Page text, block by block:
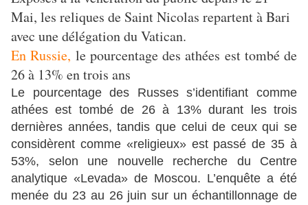
Mai, les reliques de Saint Nicolas repartent à Bari
avec une délégation du Vatican.
En Russie, le pourcentage des athées est tombé de
26 à 13% en trois ans
Le pourcentage des Russes s’identifiant comme
athées est tombé de 26 à 13% durant les trois
dernières années, tandis que celui de ceux qui se
considèrent comme «religieux» est passé de 35 à
53%, selon une nouvelle recherche du Centre
analytique «Levada» de Moscou. L’enquête a été
menée du 23 au 26 juin sur un échantillonnage de